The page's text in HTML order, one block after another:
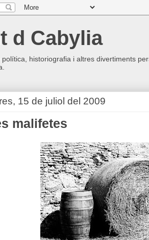
d Cabylia
política, historiografia i altres divertiments
15 de juliol del 2009
malifetes